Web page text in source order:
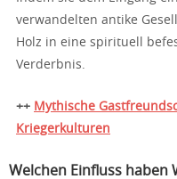
verwandelten antike
Holz in eine spirituell
Verderbnis.
++ Mythische
Kriegerkulturen
Welchen Einfluss haben